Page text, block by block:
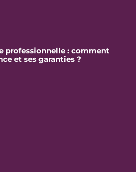
professionnelle : comment
et ses garanties ?